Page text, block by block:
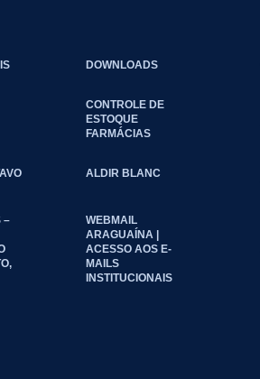
DOWNLOADS
CONTROLE DE
ESTOQUE
FARMÁCIAS
ALDIR BLANC
–
WEBMAIL
ARAGUAÍNA |
ACESSO AOS E-
MAILS
INSTITUCIONAIS